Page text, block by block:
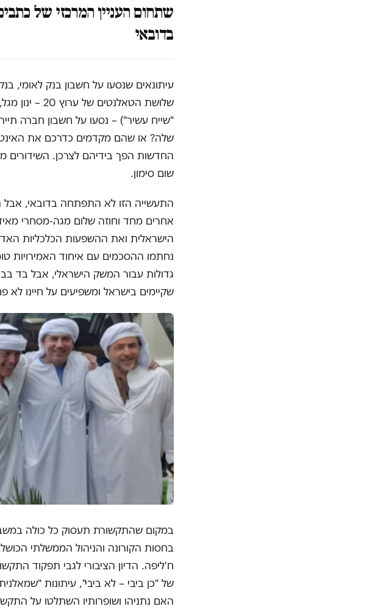
שתחום העניין המרכזי של
בדובאי
עיתונאים שנסעו על חשבון בנק לאומי,
שלושת
"שייח עשיר") – נסעו על חשבון חברה
שלה? או שהם מקדמים כדרכם את
החדשות הפך בידיהם לצרכן.
שום סימון.
התעשייה הזו לא התפתחה בדובאי, אבל
אחרים מחד וחוזה שלום מגה-מסחרי
הישראלית ואת ההשפעות הכלכליות
נחתמו ההסכמים עם איחוד האמירויות
גדולות עבור המשק הישראלי, אבל בד
שקיימים בישראל ומשפיעים על חיינו
במקום שהתקשורת תעסוק כל כולה
בחסות הקורונה והניהול הממשלתי
ח'ליפה. הדיון הציבורי לגבי תפקוד
של "כן ביבי – לא ביבי", עיתונות
האם נתניהו ושופרותיו השתלטו על